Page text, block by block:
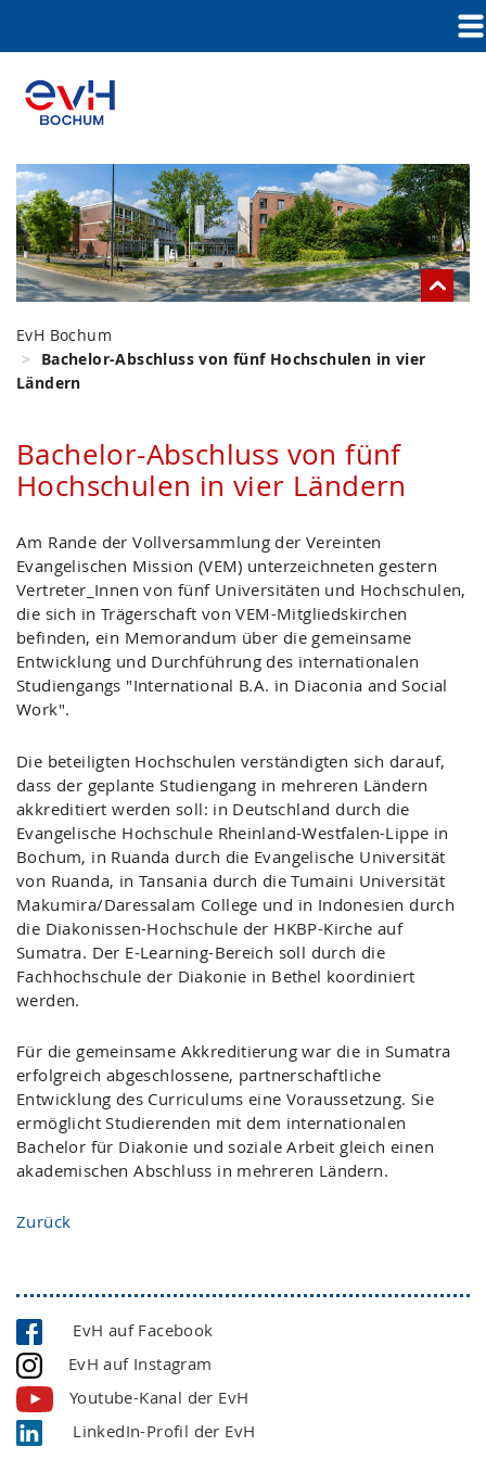
EvH Bochum
Bachelor-Abschluss von fünf Hochschulen in vier
Ländern
Bachelor-Abschluss von fünf
Hochschulen in vier Ländern
Am Rande der Vollversammlung der Vereinten
Evangelischen Mission (VEM) unterzeichneten gestern
Vertreter_Innen von fünf Universitäten und Hochschulen,
die sich in Trägerschaft von VEM-Mitgliedskirchen
befinden, ein Memorandum über die gemeinsame
Entwicklung und Durchführung des internationalen
Studiengangs "International B.A. in Diaconia and Social
Work".
Die beteiligten Hochschulen verständigten sich darauf,
dass der geplante Studiengang in mehreren Ländern
akkreditiert werden soll: in Deutschland durch die
Evangelische Hochschule Rheinland-Westfalen-Lippe in
Bochum, in Ruanda durch die Evangelische Universität
von Ruanda, in Tansania durch die Tumaini Universität
Makumira/Daressalam College und in Indonesien durch
die Diakonissen-Hochschule der HKBP-Kirche auf
Sumatra. Der E-Learning-Bereich soll durch die
Fachhochschule der Diakonie in Bethel koordiniert
werden.
Für die gemeinsame Akkreditierung war die in Sumatra
erfolgreich abgeschlossene, partnerschaftliche
Entwicklung des Curriculums eine Voraussetzung. Sie
ermöglicht Studierenden mit dem internationalen
Bachelor für Diakonie und soziale Arbeit gleich einen
akademischen Abschluss in mehreren Ländern.
Zurück
EvH auf Facebook
EvH auf Instagram
Youtube-Kanal der EvH
LinkedIn-Profil der EvH